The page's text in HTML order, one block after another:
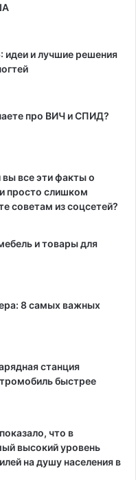
и лучшие решения
про ВИЧ и СПИД?
вы все эти факты о
просто слишком
советам из соцсетей?
и товары для
8 самых важных
станция
быстрее
что в
высокий уровень
на душу населения в